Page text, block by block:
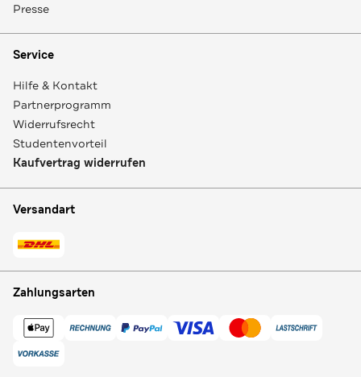
Presse
Service
Hilfe & Kontakt
Partnerprogramm
Widerrufsrecht
Studentenvorteil
Kaufvertrag widerrufen
Versandart
Zahlungsarten